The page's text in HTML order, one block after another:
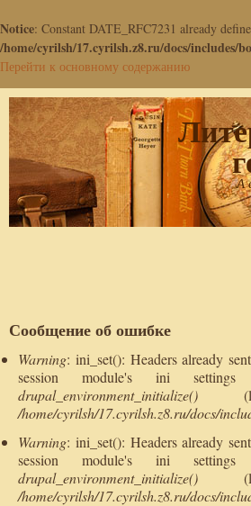
Notice: Constant DATE_RFC7231 already
/home/cyrilsh/17.cyrilsh.z8.ru/docs/includes/
Перейти к основному содержанию
А
Сообщение об ошибке
Warning: ini_set(): Headers already
session module's ini
drupal_environment_initialize()
/home/cyrilsh/17.cyrilsh.z8.ru/docs/
Warning: ini_set(): Headers already
session module's ini
drupal_environment_initialize()
/home/cyrilsh/17.cyrilsh.z8.ru/docs/